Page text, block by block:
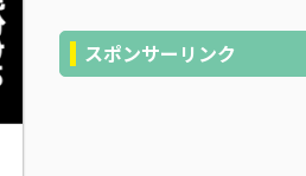
スポンサーリンク